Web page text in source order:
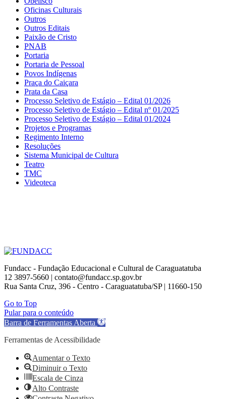
Oficinas Culturais
Outros
Outros Editais
Paixão de Cristo
PNAB
Portaria
Portaria de Pessoal
Povos Indígenas
Praça do Caiçara
Prata da Casa
Processo Seletivo de Estágio – Edital 01/2026
Processo Seletivo de Estágio – Edital nº 01/2025
Processo Seletivo de Estágio – Edital 01/2024
Projetos e Programas
Regimento Interno
Resoluções
Sistema Municipal de Cultura
Teatro
TMC
Videoteca
Fundacc - Fundação Educacional e Cultural de Caraguatatuba
12 3897-5660 | contato@fundacc.sp.gov.br
Rua Santa Cruz, 396 - Centro - Caraguatatuba/SP | 11660-150
Go to Top
Pular para o conteúdo
Barra de Ferramentas Aberta
Ferramentas de Acessibilidade
Aumentar o Texto
Diminuir o Texto
Escala de Cinza
Alto Contraste